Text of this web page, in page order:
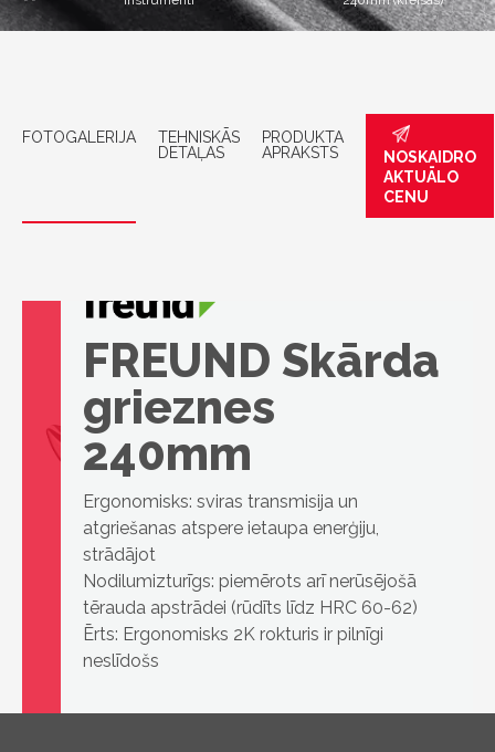
FOTOGALERIJA
TEHNISKĀS
DETAĻAS
PRODUKTA
APRAKSTS
NOSKAIDRO
AKTUĀLO
CENU
FREUND Skārda
grieznes
240mm
Ergonomisks: sviras transmisija un
atgriešanas atspere ietaupa enerģiju,
strādājot
Nodilumizturīgs: piemērots arī nerūsējošā
tērauda apstrādei (rūdīts līdz HRC 60-62)
Ērts: Ergonomisks 2K rokturis ir pilnīgi
neslīdošs